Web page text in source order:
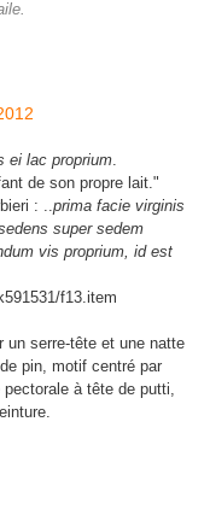
ei lac proprium.
de son propre lait."
: ..prima facie virginis
super sedem
vis proprium, id est
f13.item
un serre-tête et une natte
pin, motif centré par
à tête de putti,